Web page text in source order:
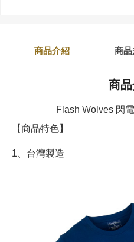
商品介紹 商
商
Flash Wolves 閃
【商品特色】
1、台灣製造